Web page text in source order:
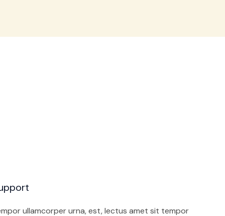
ullamcorper urna, est, lectus amet sit tempor